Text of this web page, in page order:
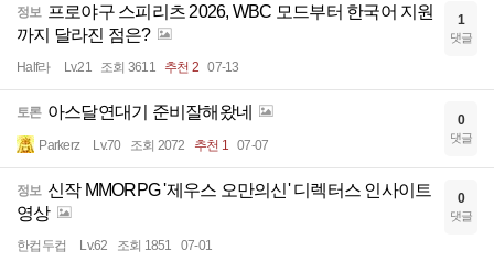
정보 프로야구 스피리츠 2026, WBC 모드부터 한국어 지원
까지 달라진 점은?
Half라 Lv.21 조회 3611 추천 2 07-13
1
댓글
토론 아스달연대기 준비잘해왔네
Parkerz Lv.70 조회 2072 추천 1 07-07
0
댓글
정보 신작 MMORPG '제우스 오만의신' 디렉터스 인사이트
영상
한컵두컵 Lv.62 조회 1851 07-01
0
댓글